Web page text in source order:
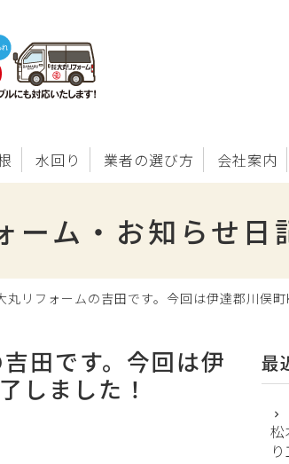
水回り 業者の選び方 会社案内
ーム・お知らせ日
丸リフォームの吉田です。今回は伊達郡川俣
田です。今回は伊
しました！
最
松